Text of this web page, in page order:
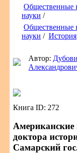
Общественные
науки /
Общественные
науки / История
Автор:
Книга ID: 272
Американские
доктора
Самарский